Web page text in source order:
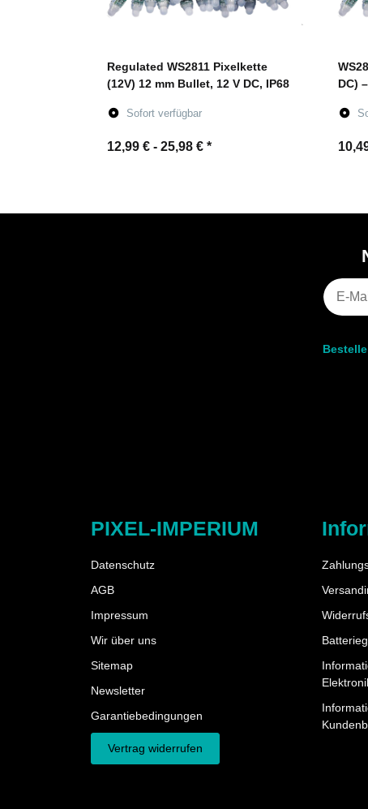
Regulated WS2811 Pixelkette
(12V) 12 mm Bullet, 12 V DC, IP68
Sofort verfügbar
12,99 € - 25,98 € *
DC)
PIXEL-IMPERIUM
Datenschutz
AGB
Impressum
Wir über uns
Sitemap
Newsletter
Garantiebedingungen
Vertrag widerrufen